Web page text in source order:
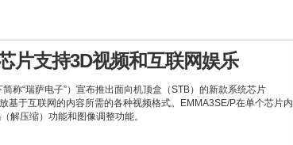
片支持3D视频和互联网娱乐
称“瑞萨电子”）宣布推出面向机顶盒（STB）的新款系统芯片
于互联网的内容所需的各种视频格式。EMMA3SE/P在单个芯片内
解压缩）功能和图像调整功能。